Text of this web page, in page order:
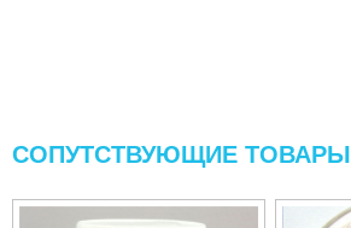
СОПУТСТВУЮЩИЕ ТОВАРЫ